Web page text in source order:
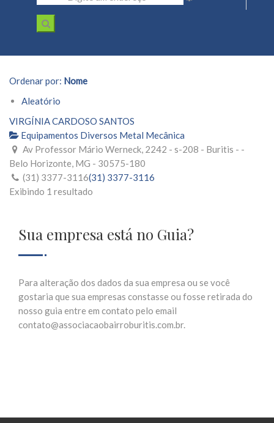
Ordenar por: Nome
Aleatório
VIRGÍNIA CARDOSO SANTOS
Equipamentos Diversos Metal Mecânica
Av Professor Mário Werneck, 2242 - s-208 - Buritis - -
Belo Horizonte, MG - 30575-180
(31) 3377-3116(31) 3377-3116
Exibindo 1 resultado
Sua empresa está no Guia?
Para alteração dos dados da sua empresa ou se você
gostaria que sua empresas constasse ou fosse retirada do
nosso guia entre em contato pelo email
contato@associacaobairroburitis.com.br.